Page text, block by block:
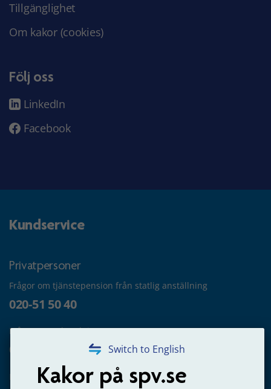
Switch to English
Kakor på spv.se
Tillgänglighet
Om kakor (cookies)
Följ oss
LinkedIn
Facebook
Kundservice
Privatpersoner
Frågor om tjänstepension från statlig anställning
020-51 50 40
Frågor om utbetalning
020-65 00 65
Kontakta oss